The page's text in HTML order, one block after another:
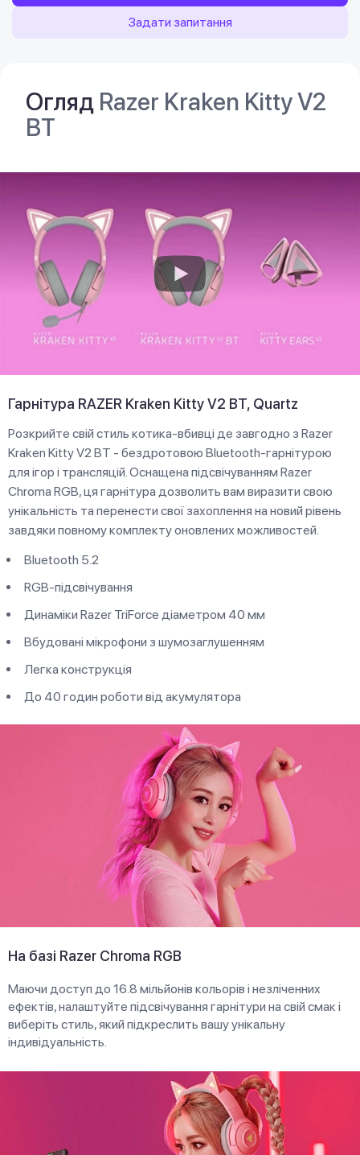
Задати запитання
Огляд Razer Kraken Kitty V2
BT
Гарнітура RAZER Kraken Kitty V2 BT, Quartz
Розкрийте свій стиль котика-вбивці де завгодно з Razer
Kraken Kitty V2 BT - бездротовою Bluetooth-гарнітурою
для ігор і трансляцій. Оснащена підсвічуванням Razer
Chroma RGB, ця гарнітура дозволить вам виразити свою
унікальність та перенести свої захоплення на новий рівень
завдяки повному комплекту оновлених можливостей.
Bluetooth 5.2
RGB-підсвічування
Динаміки Razer TriForce діаметром 40 мм
Вбудовані мікрофони з шумозаглушенням
Легка конструкція
До 40 годин роботи від акумулятора
На базі Razer Chroma RGB
Маючи доступ до 16.8 мільйонів кольорів і незліченних
ефектів, налаштуйте підсвічування гарнітури на свій смак і
виберіть стиль, який підкреслить вашу унікальну
індивідуальність.